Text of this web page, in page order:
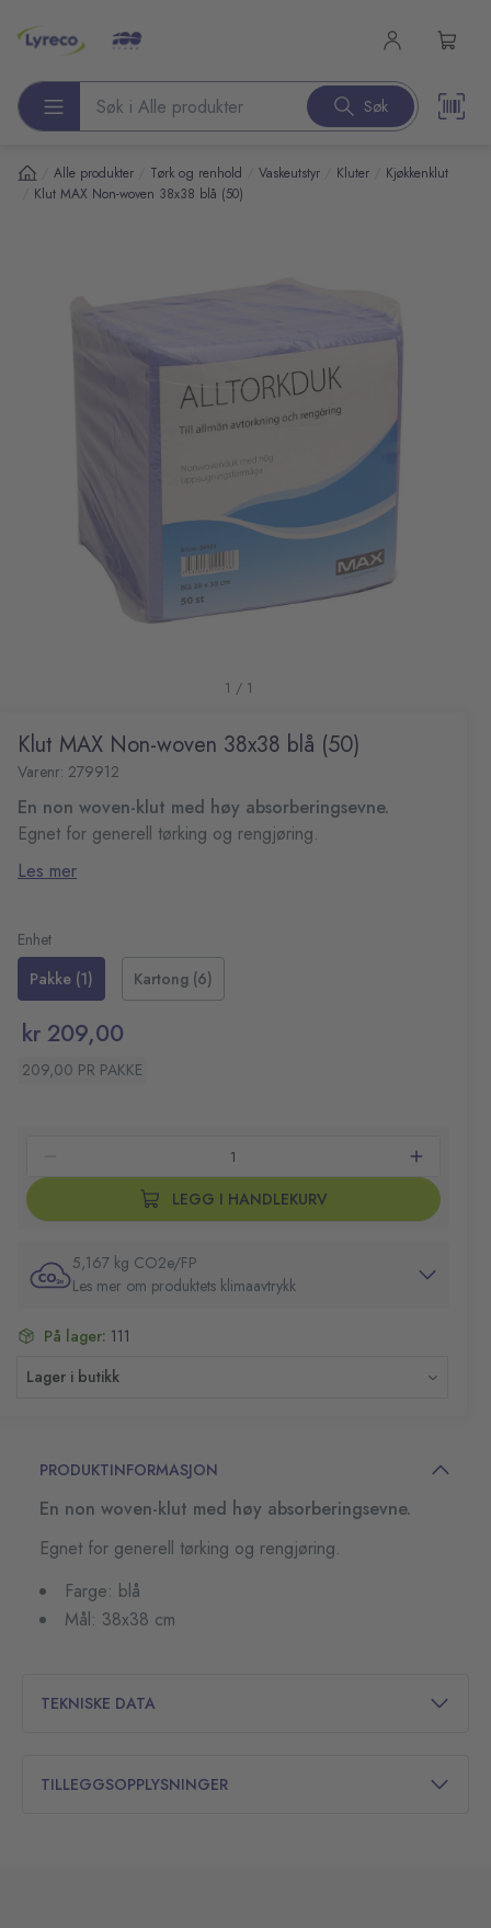
Søk etter produkter Søk
Alle produkter Tørk og renhold Vaskeutstyr Kluter Kjøkkenklut
Klut MAX Non-woven 38x38 blå (50)
1 / 1
Klut MAX Non-woven 38x38 blå (50)
Varenr: 279912
En non woven-klut med høy absorberingsevne.
Egnet for generell tørking og rengjøring.
Mål: 38x38 cm
Les mer
Enhet
Pakke (1)
Kartong (6)
kr 209,00
209,00 PR PAKKE
LEGG I HANDLEKURV
5,167 kg CO2e/FP
Les mer om produktets klimaavtrykk
På lager: 111
Lager i butikk
PRODUKTINFORMASJON
En non woven-klut med høy absorberingsevne.
Egnet for generell tørking og rengjøring.
Farge: blå
Mål: 38x38 cm
TEKNISKE DATA
TILLEGGSOPPLYSNINGER